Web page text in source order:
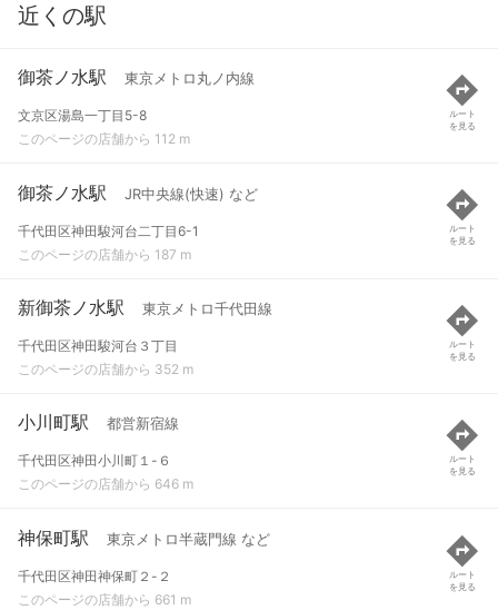
近くの駅
御茶ノ水駅 東京メトロ丸ノ内線
文京区湯島一丁目5-8
このページの店舗から 112 m
ルート
を見る
御茶ノ水駅 JR中央線(快速) など
千代田区神田駿河台二丁目6-1
このページの店舗から 187 m
ルート
を見る
新御茶ノ水駅 東京メトロ千代田線
千代田区神田駿河台３丁目
このページの店舗から 352 m
ルート
を見る
小川町駅 都営新宿線
千代田区神田小川町１-６
このページの店舗から 646 m
ルート
を見る
神保町駅 東京メトロ半蔵門線 など
千代田区神田神保町２-２
このページの店舗から 661 m
ルート
を見る